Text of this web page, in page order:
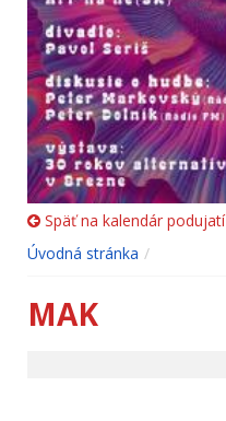
Späť na kalendár podujatí
Úvodná stránka
MAK